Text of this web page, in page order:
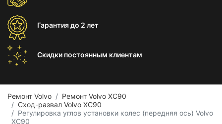
Гарантиядо 2 лет
Скидки постоянным клиентам
Ремонт Volvo
Ремонт Volvo XC90
Сход-развал Volvo XC90
Регулировка углов установки колес (передняя ось) Volvo
XC90